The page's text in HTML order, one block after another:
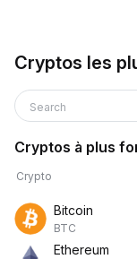
Cryptos les
Search
Cryptos à plus
Crypto
Bitcoin
BTC
Ethereum